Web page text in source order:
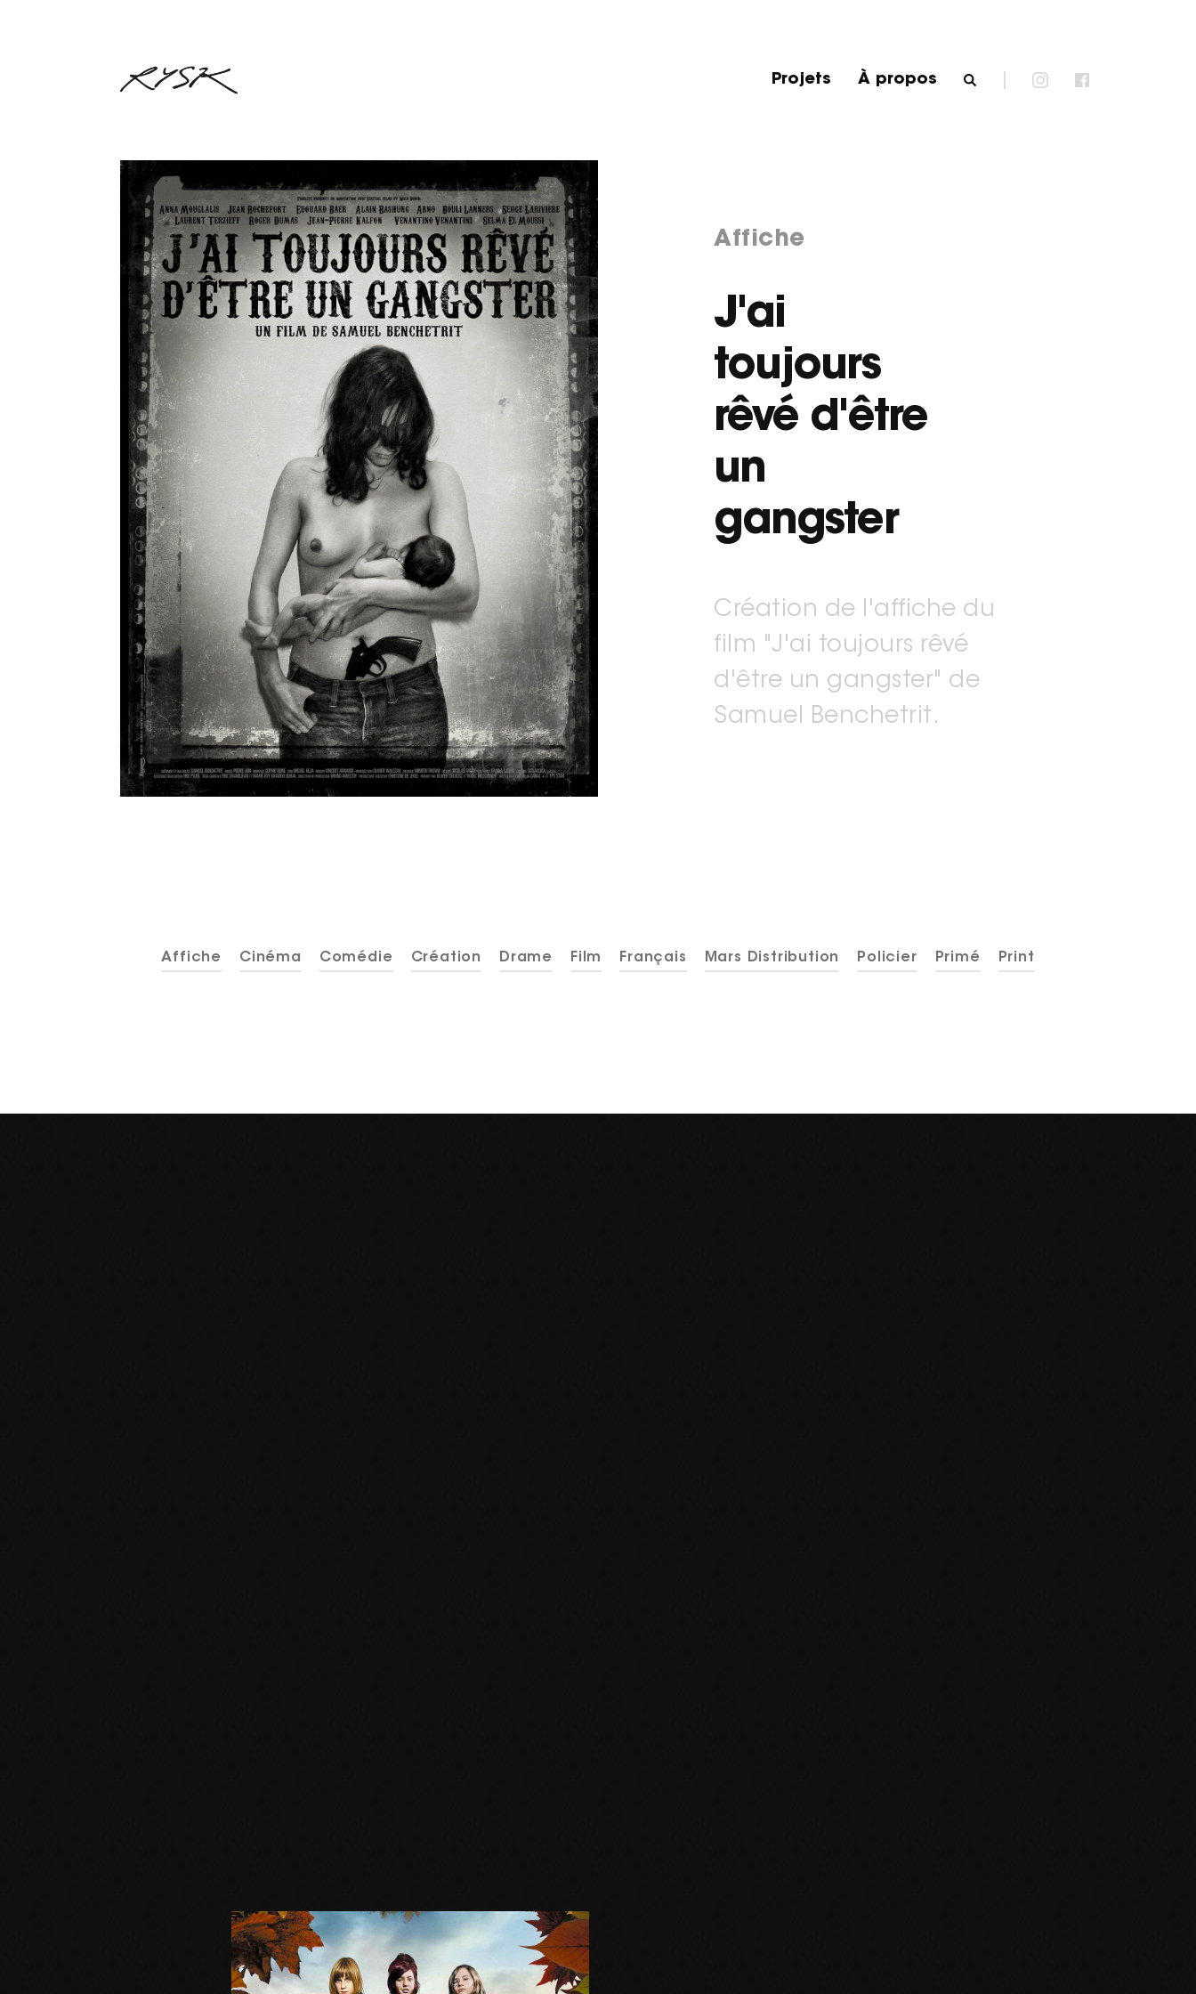
Affiche
J'ai
toujours
rêvé d'être
un
gangster
Création de l'affiche du
film "J'ai toujours rêvé
d'être un gangster" de
Samuel Benchetrit.
Affiche Cinéma Comédie Création Drame Film Français Mars Distribution Policier Primé Print
À propos
Projets